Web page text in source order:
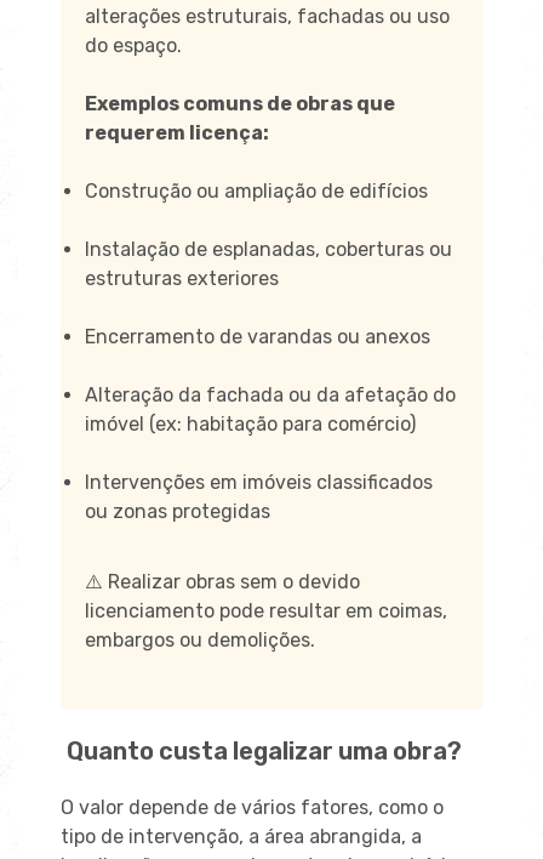
alterações estruturais, fachadas ou uso
do espaço.
Exemplos comuns de obras que
requerem licença:
Construção ou ampliação de edifícios
Instalação de esplanadas, coberturas ou
estruturas exteriores
Encerramento de varandas ou anexos
Alteração da fachada ou da afetação do
imóvel (ex: habitação para comércio)
Intervenções em imóveis classificados
ou zonas protegidas
⚠️ Realizar obras sem o devido
licenciamento pode resultar em coimas,
embargos ou demolições.
Quanto custa legalizar uma obra?
O valor depende de vários fatores, como o
tipo de intervenção, a área abrangida, a